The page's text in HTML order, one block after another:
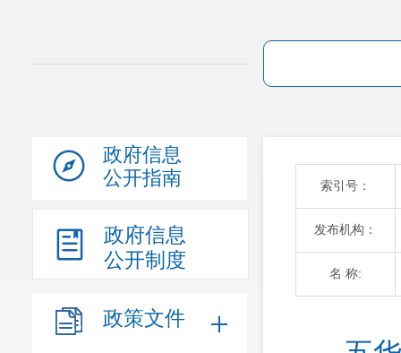
政府信息
公开指南
政府信息
公开制度
政策文件
索引号：
发布机构：
名 称: